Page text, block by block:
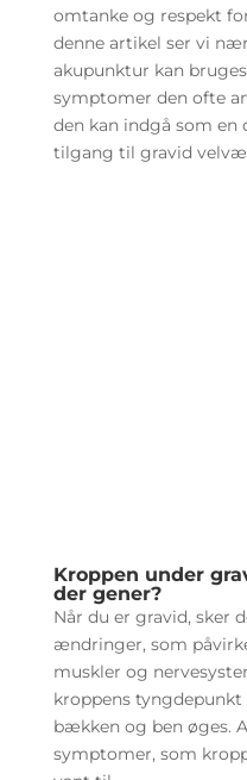
omtanke og respekt
denne artikel ser vi
akupunktur kan
symptomer den ofte
den kan indgå som en
tilgang til gravid
Kroppen under
der gener?
Når du er gravid, sker
ændringer, som
muskler og
kroppens
bækken og ben øges.
symptomer, som